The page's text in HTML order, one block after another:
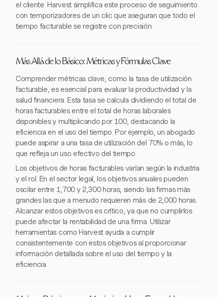
el cliente. Harvest simplifica este proceso de seguimiento
con temporizadores de un clic que aseguran que todo el
tiempo facturable se registre con precisión.
Más Allá de lo Básico: Métricas y Fórmulas Clave
Comprender métricas clave, como la tasa de utilización
facturable, es esencial para evaluar la productividad y la
salud financiera. Esta tasa se calcula dividiendo el total de
horas facturables entre el total de horas laborales
disponibles y multiplicando por 100, destacando la
eficiencia en el uso del tiempo. Por ejemplo, un abogado
puede aspirar a una tasa de utilización del 70% o más, lo
que refleja un uso efectivo del tiempo.
Los objetivos de horas facturables varían según la industria
y el rol. En el sector legal, los objetivos anuales pueden
oscilar entre 1,700 y 2,300 horas, siendo las firmas más
grandes las que a menudo requieren más de 2,000 horas.
Alcanzar estos objetivos es crítico, ya que no cumplirlos
puede afectar la rentabilidad de una firma. Utilizar
herramientas como Harvest ayuda a cumplir
consistentemente con estos objetivos al proporcionar
información detallada sobre el uso del tiempo y la
eficiencia.